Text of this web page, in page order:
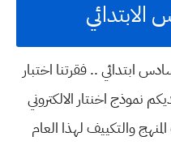
ابتدائي .. فقرتنا اختبار
نموذج اخنتار الالكتروني
والتكييف لهذا العام